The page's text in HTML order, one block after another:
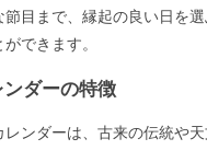
目まで、縁起の良い日を
できます。
ダーの特徴
ンダーは、古来の伝統や